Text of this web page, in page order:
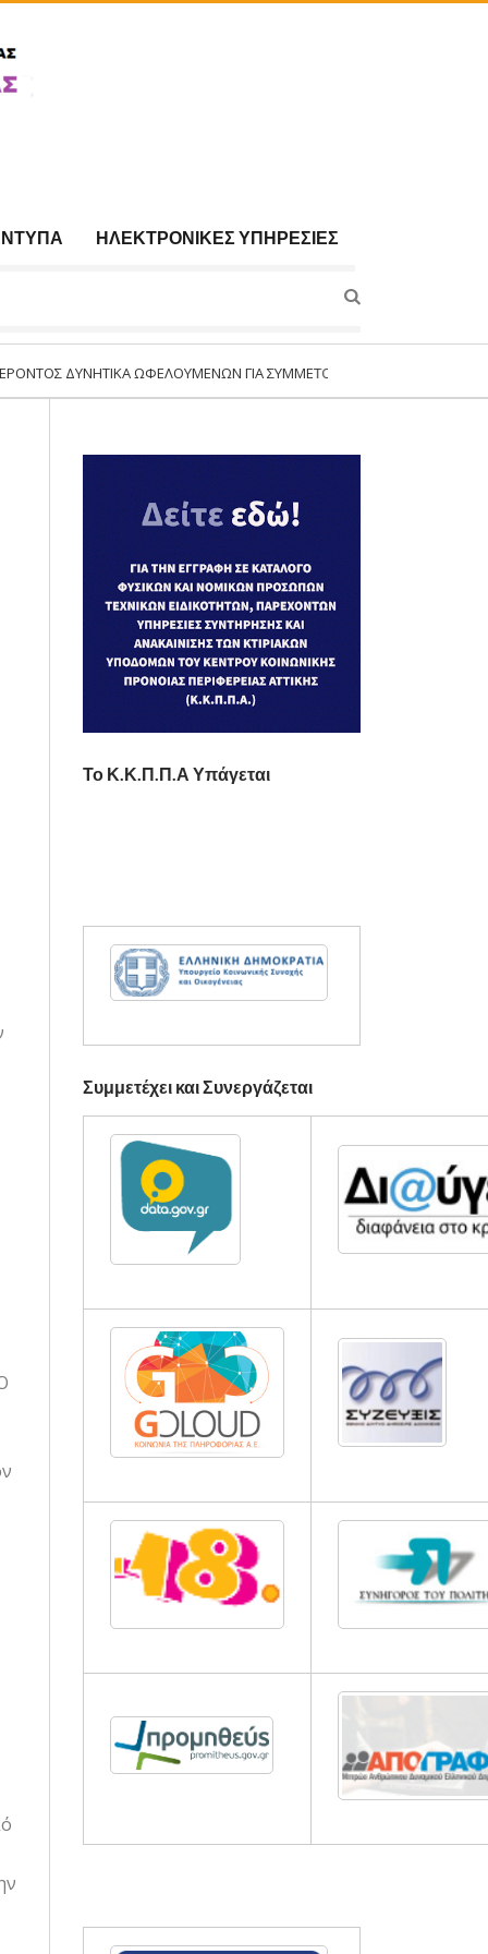
ΗΛΕΚΤΡΟΝΙΚΈΣ ΥΠΗΡΕΣΊΕΣ
ΩΦΕΛΟΥΜΈΝΩΝ ΓΙΑ ΣΥΜΜΕΤΟΧΉ ΣΤΟ ΠΡΌΓΡΑΜΜΑ:«ΣΥΝΈΧΙΣΗ
Το Κ.Κ.Π.Π.Α Υπάγεται
Συμμετέχει και Συνεργάζεται